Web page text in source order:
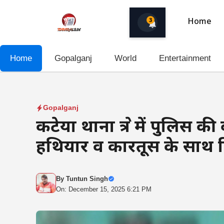
3 Home
Home Gopalganj World Entertainment
Gopalganj
कटेया थाना क्षेत्र में पुलिस
हथियार व कारतूस के साथ
By Tuntun Singh
On: December 15, 2025 6:21 PM